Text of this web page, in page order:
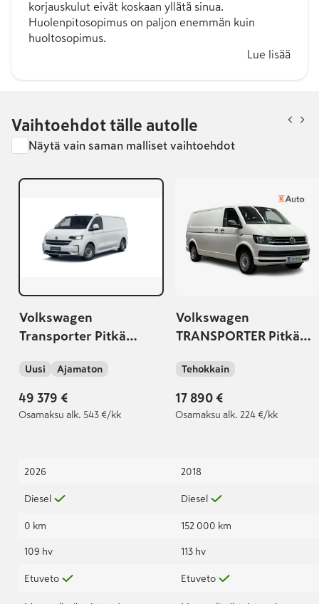
korjauskulut eivät koskaan yllätä sinua.
Huolenpitosopimus on paljon enemmän kuin
huoltosopimus.
Lue lisää
Vaihtoehdot tälle autolle
Näytä vain saman malliset vaihtoehdot
Volkswagen
Transporter Pitkä
TDI 81 kW, Manuaali
Uusi Ajamaton
49 379 €
Osamaksu alk. 543 €/kk
2026
Diesel
0 km
109 hv
Etuveto
Volkswagen
TRANSPORTER Pitkä
PRO
Tehokkain
17 890 €
Osamaksu alk. 224 €/kk
2018
Diesel
152 000 km
113 hv
Etuveto